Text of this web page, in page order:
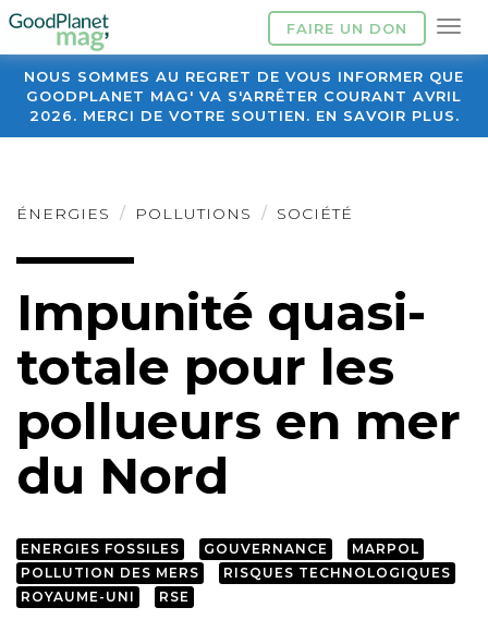
FAIRE UN DON
NOUS SOMMES AU REGRET DE VOUS INFORMER QUE
GOODPLANET MAG' VA S'ARRÊTER COURANT AVRIL
2026. MERCI DE VOTRE SOUTIEN. EN SAVOIR PLUS.
ÉNERGIES POLLUTIONS SOCIÉTÉ
Impunité quasi-
totale pour les
pollueurs en mer
du Nord
ENERGIES FOSSILES GOUVERNANCE
MARPOL
POLLUTION DES MERS
RISQUES TECHNOLOGIQUES
ROYAUME-UNI
RSE